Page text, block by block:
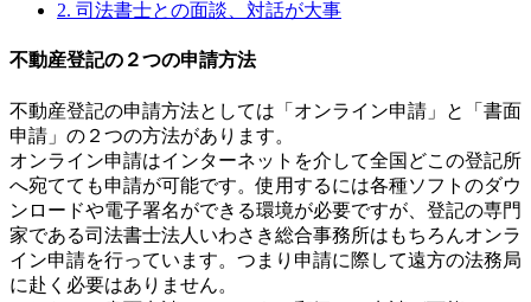
2. 司法書士との面談、対話が大事
不動産登記の２つの申請方法
不動産登記の申請方法としては「オンライン申請」と「書面
申請」の２つの方法があります。
オンライン申請はインターネットを介して全国どこの登記所
へ宛てても申請が可能です。使用するには各種ソフトのダウ
ンロードや電子署名ができる環境が必要ですが、登記の専門
家である司法書士法人いわさき総合事務所はもちろんオンラ
イン申請を行っています。つまり申請に際して遠方の法務局
に赴く必要はありません。